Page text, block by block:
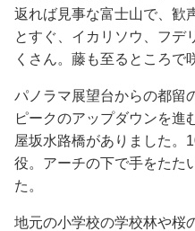
返れば見事な富士山で、歓
とすぐ、イカリソウ、フデ
くさん。藤も至るところで
パノラマ展望台からの都留
ピークのアップダウンを進
屋坂水路橋がありました。
役。アーチの下で手をたた
た。
地元の小学校の学校林や桜